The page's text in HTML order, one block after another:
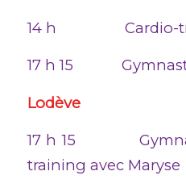
14 h Cardio-
17 h 15
Lodève
17 h 15
training avec Maryse